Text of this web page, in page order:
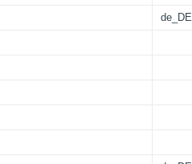
de_DE